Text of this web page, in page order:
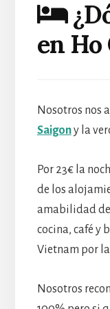
en
Nosotros nos
Saigony la
Por 23€ la
de los
amabilidad
cocina, café y
Vietnam por
Nosotros